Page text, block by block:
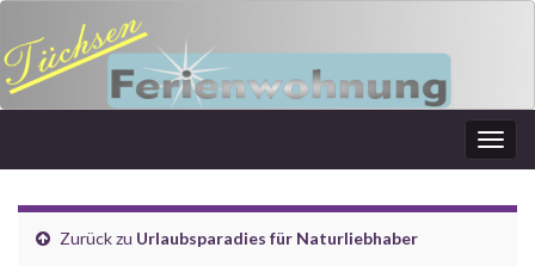
Zurück zu Urlaubsparadies für Naturliebhaber